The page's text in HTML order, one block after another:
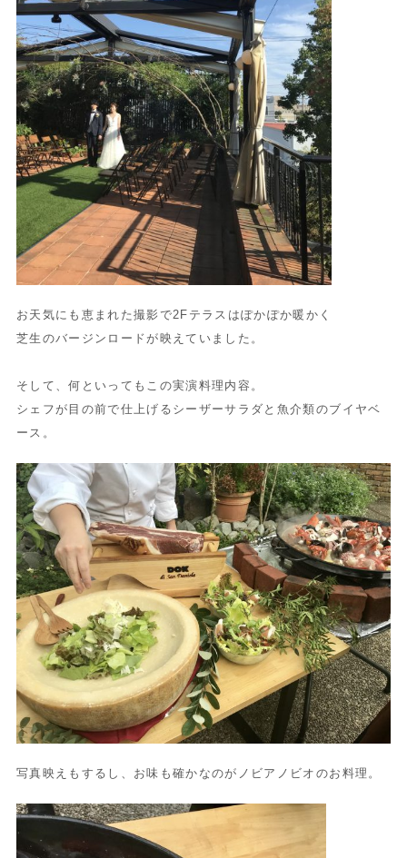
お天気にも恵まれた撮影で2Fテラスはぽかぽか暖かく
芝生のバージンロードが映えていました。
そして、何といってもこの実演料理内容。
シェフが目の前で仕上げるシーザーサラダと魚介類のブイヤベ
ース。
写真映えもするし、お味も確かなのがノビアノビオのお料理。